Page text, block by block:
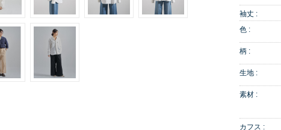
袖丈 :
色 :
柄 :
生地 :
素材 :
カフス :